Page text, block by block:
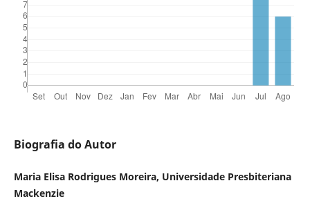
Biografia do Autor
Maria Elisa Rodrigues Moreira, Universidade Presbiteriana
Mackenzie